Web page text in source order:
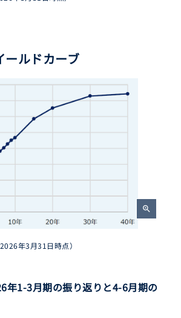
ールドカーブ
zoom_in
年3月31日時点）
年1-3月期の振り返りと4-6月期の